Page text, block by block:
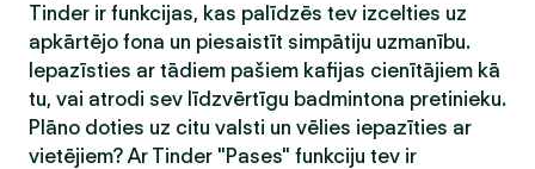
Tinder ir funkcijas, kas palīdzēs tev izcelties uz
apkārtējo fona un piesaistīt simpātiju uzmanību.
Iepazīsties ar tādiem pašiem kafijas cienītājiem kā
tu, vai atrodi sev līdzvērtīgu badmintona pretinieku.
Plāno doties uz citu valsti un vēlies iepazīties ar
vietējiem? Ar Tinder "Pases" funkciju tev ir